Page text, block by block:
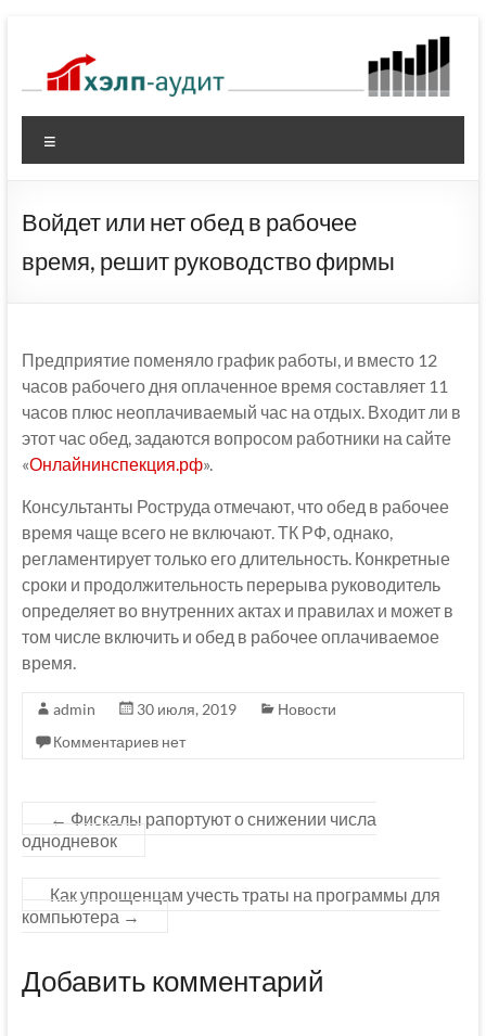
содержимому
Войдет или нет обед в рабочее
время, решит руководство фирмы
Предприятие поменяло график работы, и вместо 12
часов рабочего дня оплаченное время составляет 11
часов плюс неоплачиваемый час на отдых. Входит ли в
этот час обед, задаются вопросом работники на сайте
«Онлайнинспекция.рф».
Консультанты Роструда отмечают, что обед в рабочее
время чаще всего не включают. ТК РФ, однако,
регламентирует только его длительность. Конкретные
сроки и продолжительность перерыва руководитель
определяет во внутренних актах и правилах и может в
том числе включить и обед в рабочее оплачиваемое
время.
admin 30 июля, 2019
Новости
Комментариев нет
← Фискалы рапортуют о снижении числа
однодневок
Как упрощенцам учесть траты на программы для
компьютера →
Добавить комментарий